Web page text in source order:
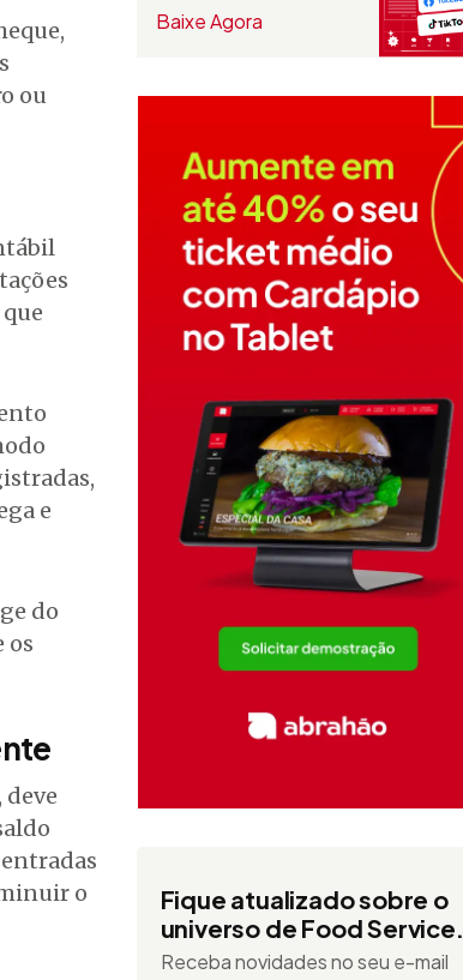
ou
e
do
os
o
Baixe Agora
Fique atualizado sobre o
universo de Food Service.
Receba novidades no seu e-mail